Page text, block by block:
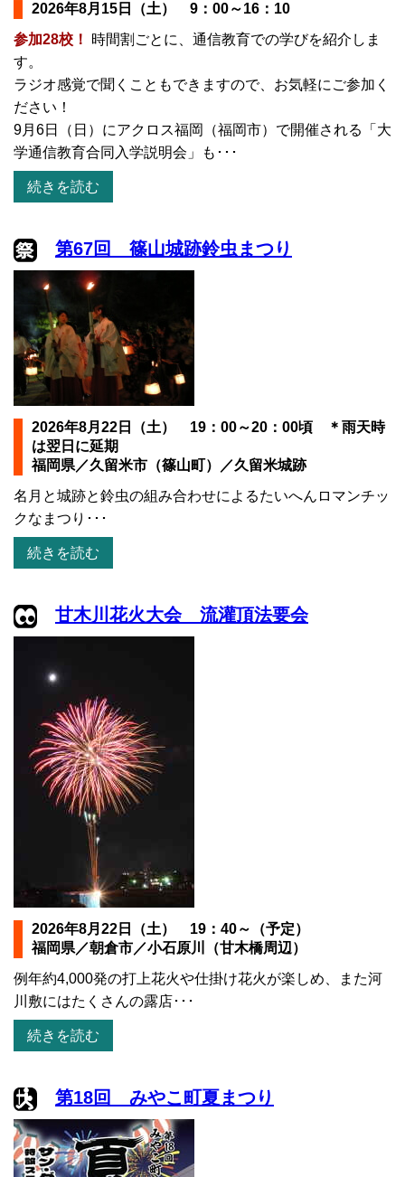
2026年8月15日（土） 9：00～16：10
参加28校！
時間割ごとに、通信教育での学びを紹介しま
す。
ラジオ感覚で聞くこともできますので、お気軽にご参加く
ださい！
9月6日（日）にアクロス福岡（福岡市）で開催される「大
学通信教育合同入学説明会」も･･･
続きを読む
第67回 篠山城跡鈴虫まつり
2026年8月22日（土） 19：00～20：00頃 ＊雨天時
は翌日に延期
福岡県／久留米市（篠山町）／久留米城跡
名月と城跡と鈴虫の組み合わせによるたいへんロマンチッ
クなまつり･･･
続きを読む
甘木川花火大会 流灌頂法要会
2026年8月22日（土） 19：40～（予定）
福岡県／朝倉市／小石原川（甘木橋周辺）
例年約4,000発の打上花火や仕掛け花火が楽しめ、また河
川敷にはたくさんの露店･･･
続きを読む
第18回 みやこ町夏まつり